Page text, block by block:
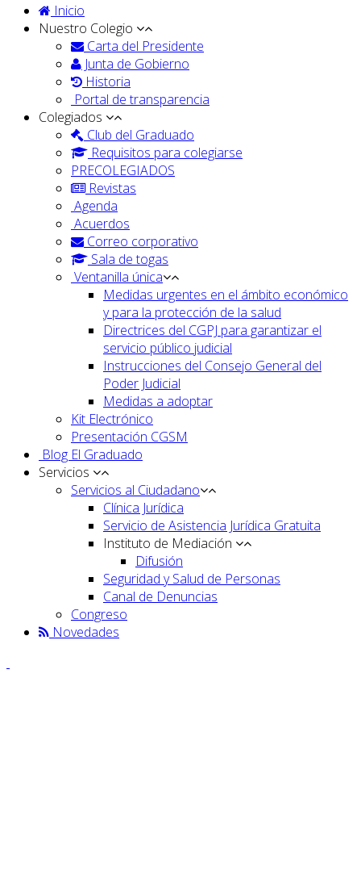
Inicio
Nuestro Colegio
Carta del Presidente
Junta de Gobierno
Historia
Portal de transparencia
Colegiados
Club del Graduado
Requisitos para colegiarse
PRECOLEGIADOS
Revistas
Agenda
Acuerdos
Correo corporativo
Sala de togas
Ventanilla única
Medidas urgentes en el ámbito económico
y para la protección de la salud
Directrices del CGPJ para garantizar el
servicio público judicial
Instrucciones del Consejo General del
Poder Judicial
Medidas a adoptar
Kit Electrónico
Presentación CGSM
Blog El Graduado
Servicios
Servicios al Ciudadano
Clínica Jurídica
Servicio de Asistencia Jurídica Gratuita
Instituto de Mediación
Difusión
Seguridad y Salud de Personas
Canal de Denuncias
Congreso
Novedades